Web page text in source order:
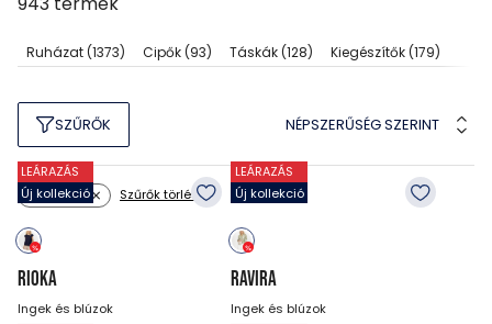
Ruházat(1373) Cipők(93) Táskák(128) Kiegészítők(179)
SZŰRŐK NÉPSZERŰSÉG SZERINT
Méret: XS Szűrők törlése
LEÁRAZÁS
Új kollekció
RIOKA
Ingek és blúzok
LEÁRAZÁS
Új kollekció
RAVIRA
Ingek és blúzok